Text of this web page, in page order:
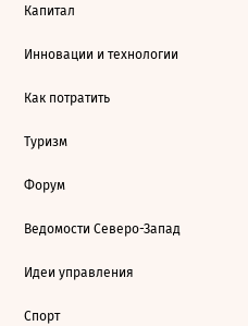
Капитал
Инновации и технологии
Как потратить
Туризм
Форум
Ведомости Северо-Запад
Идеи управления
Спорт